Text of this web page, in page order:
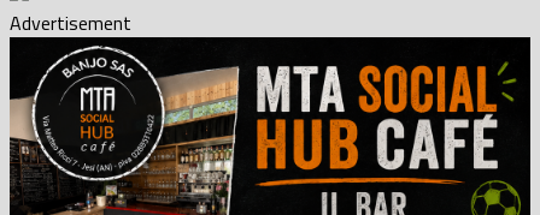
Advertisement